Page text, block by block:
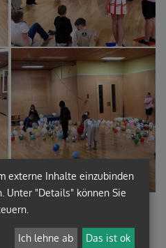
externe Inhalte einzubinden
Unter "Details" können Sie
Ich lehne ab Das ist ok